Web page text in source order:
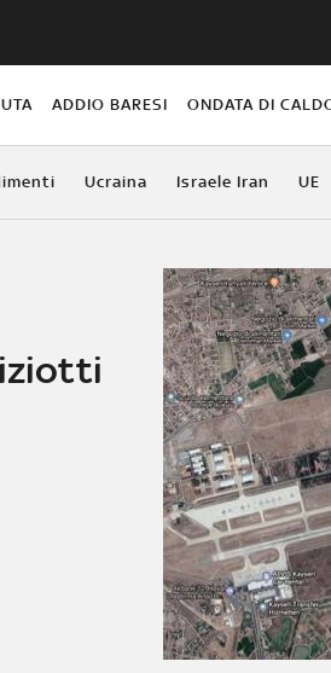
ADDIO BARESI ONDATA DI
Ucraina Israele Iran UE